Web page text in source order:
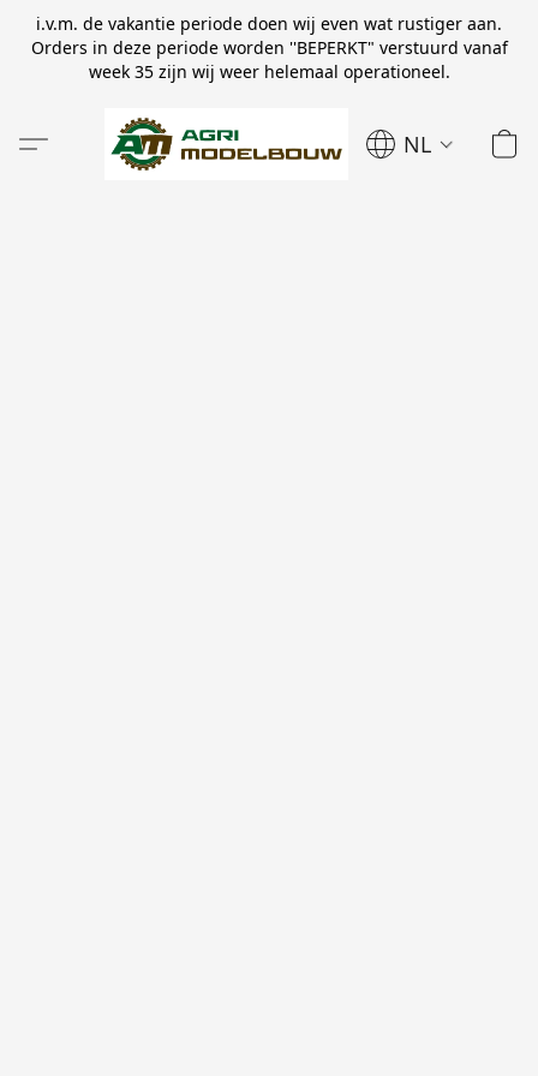
i.v.m. de vakantie periode doen wij even wat rustiger aan.
Orders in deze periode worden ''BEPERKT" verstuurd vanaf
week 35 zijn wij weer helemaal operationeel.
NL